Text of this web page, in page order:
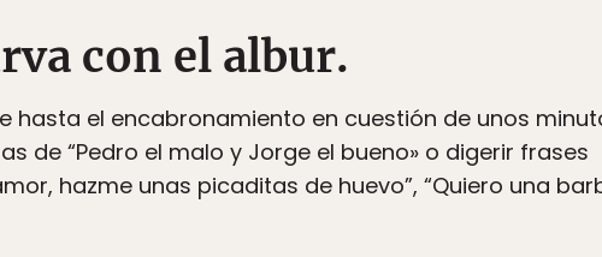
con el albur.
hasta el encabronamiento en cuestión de unos
de “Pedro el malo y Jorge el bueno» o digerir frases
hazme unas picaditas de huevo”, “Quiero una